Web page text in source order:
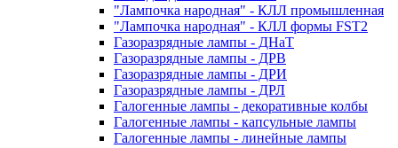
"Лампочка народная" - КЛЛ промышленная
"Лампочка народная" - КЛЛ формы FST2
Газоразрядные лампы - ДНаТ
Газоразрядные лампы - ДРВ
Газоразрядные лампы - ДРИ
Газоразрядные лампы - ДРЛ
Галогенные лампы - декоративные колбы
Галогенные лампы - капсульные лампы
Галогенные лампы - линейные лампы